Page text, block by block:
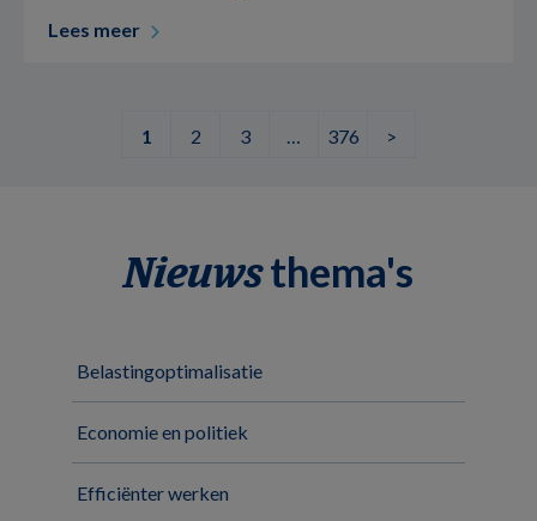
Lees meer
1 2 3 … 376 >
Nieuwsthema's
Belastingoptimalisatie
Economie en politiek
Efficiënter werken